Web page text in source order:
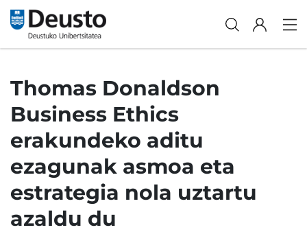
Thomas Donaldson
Business Ethics
erakundeko aditu
ezagunak asmoa eta
estrategia nola uztartu
azaldu du